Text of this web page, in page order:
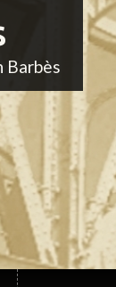
Barbès